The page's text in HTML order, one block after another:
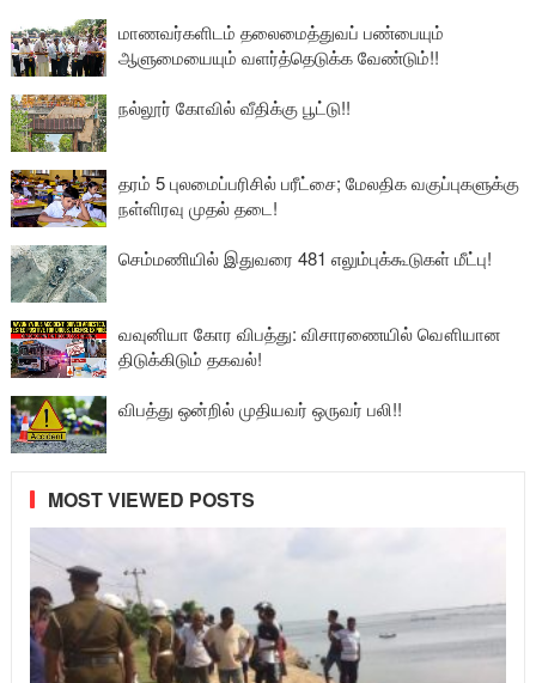
மாணவர்களிடம் தலைமைத்துவப் பண்பையும்
ஆளுமையையும் வளர்த்தெடுக்க வேண்டும்!!
நல்லூர் கோவில் வீதிக்கு பூட்டு!!
தரம் 5 புலமைப்பரிசில் பரீட்சை; மேலதிக வகுப்புகளுக்கு
நள்ளிரவு முதல் தடை!
செம்மணியில் இதுவரை 481 எலும்புக்கூடுகள் மீட்பு!
வவுனியா கோர விபத்து: விசாரணையில் வௌியான
திடுக்கிடும் தகவல்!
விபத்து ஒன்றில் முதியவர் ஒருவர் பலி!!
MOST VIEWED POSTS